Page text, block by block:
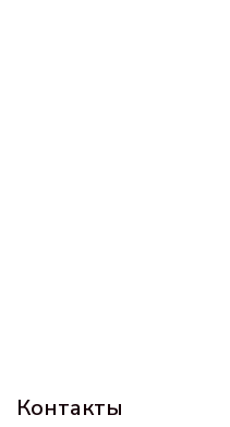
Контакты